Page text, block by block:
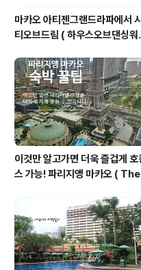
마카오 아티젠그랜드라파에서 시
티오브드림 ( 하우스오브댄싱워
더너 셔틀 타고 가는 방법 안내 (
인 분들은 이렇게 이동하는 방법
가능해요 )
이것만 알고가면 더욱 즐겁게 호
스 가능! 파리지앵 마카오 ( The